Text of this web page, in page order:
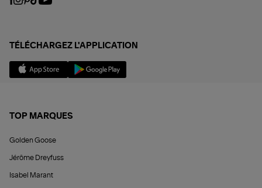
TÉLÉCHARGEZ L'APPLICATION
TOP MARQUES
Golden Goose
Jérôme Dreyfuss
Isabel Marant